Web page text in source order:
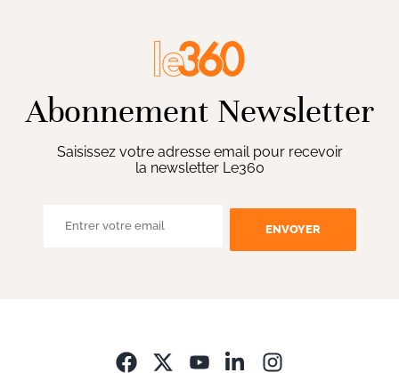
Abonnement Newsletter
Saisissez votre adresse email pour recevoir
la newsletter Le360
ENVOYER